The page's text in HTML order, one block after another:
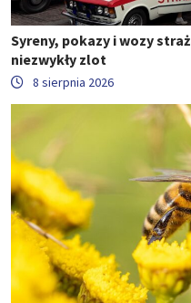
Syreny, pokazy i wozy
niezwykły zlot
8 sierpnia 2026